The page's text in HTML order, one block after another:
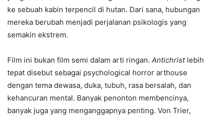
ke sebuah kabin terpencil di hutan. Dari sana, hubungan
mereka berubah menjadi perjalanan psikologis yang
semakin ekstrem.
Film ini bukan film semi dalam arti ringan. Antichristlebih
tepat disebut sebagai psychological horror arthouse
dengan tema dewasa, duka, tubuh, rasa bersalah, dan
kehancuran mental. Banyak penonton membencinya,
banyak juga yang menganggapnya penting. Von Trier,